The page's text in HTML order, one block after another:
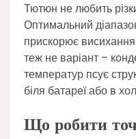
Тютюн не любить
Оптимальний
прискорює
теж не варіант –
температур псує
біля батареї або в
Що робити